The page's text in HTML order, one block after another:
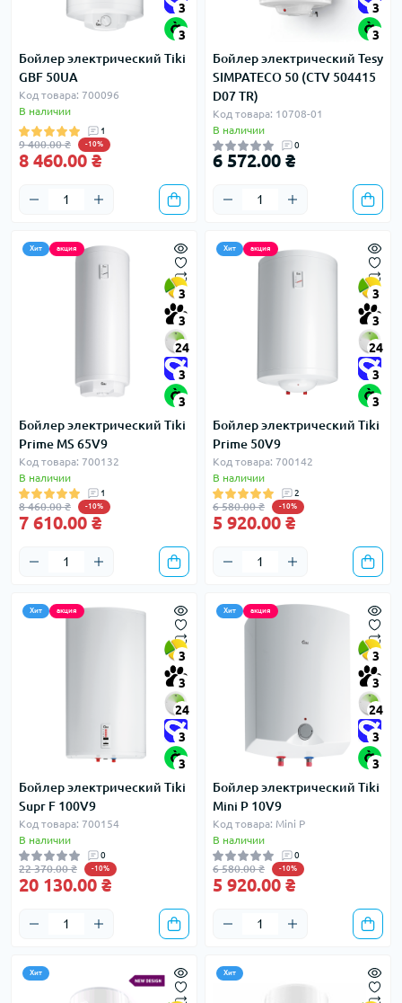
3
3
Бойлер электрический Tiki
GBF 50UA
Код товара: 700096
В наличии
1
9 400.00 ₴ -10%
8 460.00 ₴
3
3
Бойлер электрический Tesy
SIMPATECO 50 (CTV 504415
D07 TR)
Код товара: 10708-01
В наличии
0
6 572.00 ₴
Хит акция
3
3
24
3
3
Бойлер электрический Tiki
Prime MS 65V9
Код товара: 700132
В наличии
1
8 460.00 ₴ -10%
7 610.00 ₴
Хит акция
3
3
24
3
3
Бойлер электрический Tiki
Prime 50V9
Код товара: 700142
В наличии
2
6 580.00 ₴ -10%
5 920.00 ₴
Хит акция
3
3
24
3
3
Бойлер электрический Tiki
Supr F 100V9
Код товара: 700154
В наличии
0
22 370.00 ₴ -10%
20 130.00 ₴
Хит акция
3
3
24
3
3
Бойлер электрический Tiki
Mini P 10V9
Код товара: Mini P
В наличии
0
6 580.00 ₴ -10%
5 920.00 ₴
Хит Хит